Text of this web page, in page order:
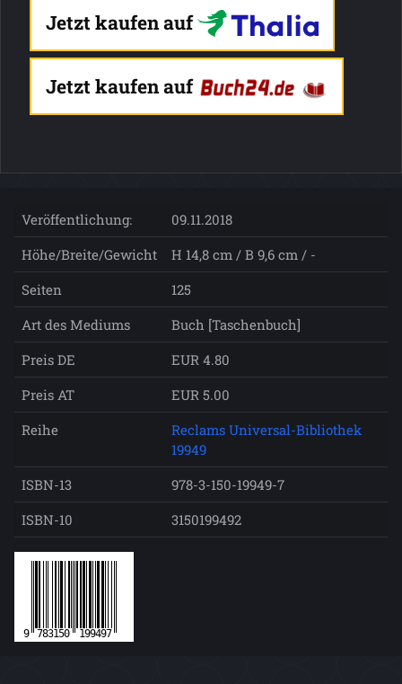
Jetzt kaufen auf
Jetzt kaufen auf
Veröffentlichung:
09.11.2018
Höhe/Breite/Gewicht
H 14,8 cm / B 9,6 cm / -
Seiten
125
Art des Mediums
Buch [Taschenbuch]
Preis DE
EUR 4.80
Preis AT
EUR 5.00
Reihe
Reclams Universal-Bibliothek
19949
ISBN-13
978-3-150-19949-7
ISBN-10
3150199492